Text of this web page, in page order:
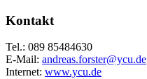
Kontakt
Tel.: 089 85484630
E-Mail: andreas.forster@ycu.de
Internet: www.ycu.de